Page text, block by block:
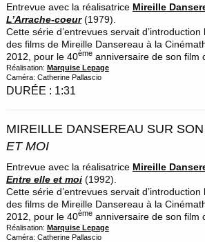
Entrevue avec la réalisatrice Mireille
L’Arrache-coeur(1979).
Cette série d’entrevues servait
des films de Mireille Dansereau à la
2012, pour le 40èmeanniversaire de son film
Réalisation: Marquise Lepage
Caméra: Catherine Pallascio
DURÉE : 1:31
MIREILLE DANSEREAU SUR
ET MOI
Entrevue avec la réalisatrice Mireille
Entre elle et moi(1992).
Cette série d’entrevues servait
des films de Mireille Dansereau à la
2012, pour le 40èmeanniversaire de son film
Réalisation: Marquise Lepage
Caméra: Catherine Pallascio